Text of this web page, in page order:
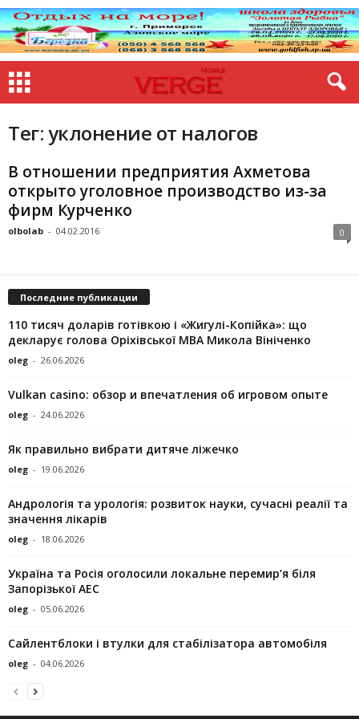
Тег: уклонение от налогов
В отношении предприятия Ахметова
открыто уголовное производство из-за
фирм Курченко
olbolab - 04.02.2016 0
Последние публикации
110 тисяч доларів готівкою і «Жигулі-Копійка»: що
декларує голова Оріхівської МВА Микола Вініченко
oleg - 26.06.2026
Vulkan casino: обзор и впечатления об игровом опыте
oleg - 24.06.2026
Як правильно вибрати дитяче ліжечко
oleg - 19.06.2026
Андрологія та урологія: розвиток науки, сучасні реалії та
значення лікарів
oleg - 18.06.2026
Україна та Росія оголосили локальне перемир’я біля
Запорізької АЕС
oleg - 05.06.2026
Сайлентблоки і втулки для стабілізатора автомобіля
oleg - 04.06.2026